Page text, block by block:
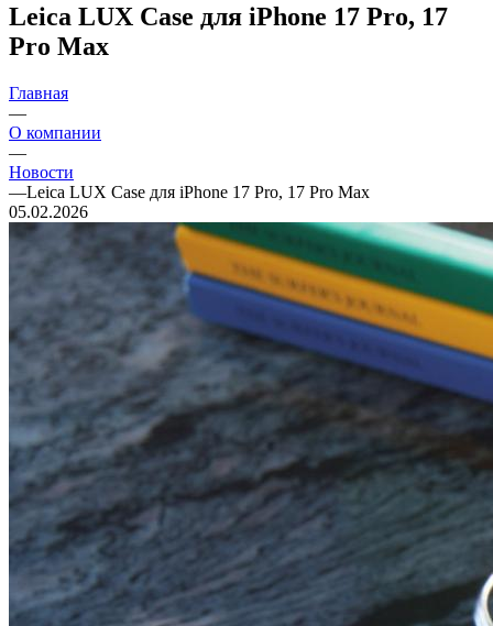
Leica LUX Case для iPhone 17 Pro, 17
Pro Max
Главная
—
О компании
—
Новости
—Leica LUX Case для iPhone 17 Pro, 17 Pro Max
05.02.2026